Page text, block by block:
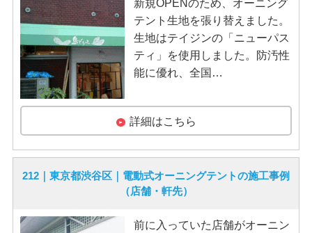
新規OPENのため、オーニング
テント生地を張り替えました。
生地はテイジンの「ニューパス
ティ」を使用しました。防汚性
能に優れ、全国…
詳細はこちら
212｜東京都渋谷区｜電動式オーニングテントの施工事例
（店舗・軒先）
前に入っていた店舗がオーニン